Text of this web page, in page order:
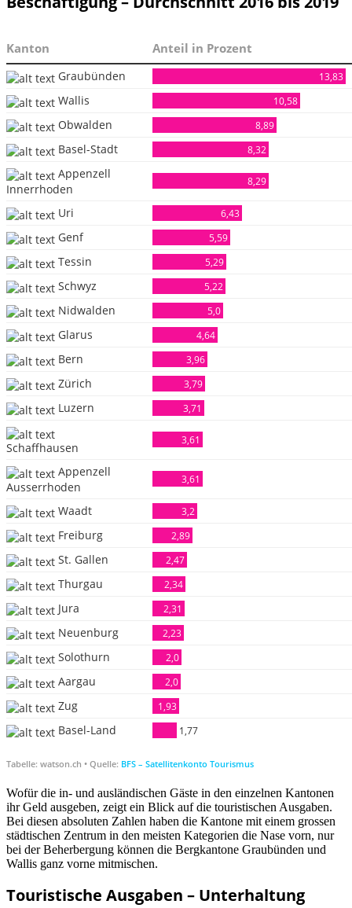
Wofür die in- und ausländischen Gäste in den einzelnen Kantonen
ihr Geld ausgeben, zeigt ein Blick auf die touristischen Ausgaben.
Bei diesen absoluten Zahlen haben die Kantone mit einem grossen
städtischen Zentrum in den meisten Kategorien die Nase vorn, nur
bei der Beherbergung können die Bergkantone Graubünden und
Wallis ganz vorne mitmischen.